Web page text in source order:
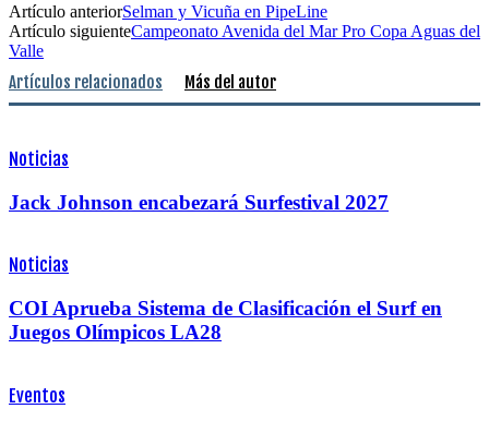
Artículo anteriorSelman y Vicuña en PipeLine
Artículo siguienteCampeonato Avenida del Mar Pro Copa Aguas del
Valle
Artículos relacionados Más del autor
Noticias
Jack Johnson encabezará Surfestival 2027
Noticias
COI Aprueba Sistema de Clasificación el Surf en
Juegos Olímpicos LA28
Eventos